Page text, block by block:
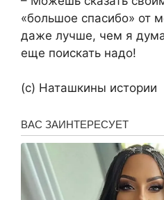
«большое спасибо» от
даже лучше, чем я
еще поискать надо!
(с) Наташкины истории